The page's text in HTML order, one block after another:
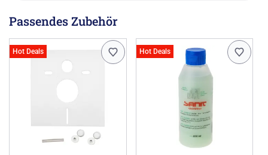
Passendes Zubehör
Hot Deals Hot Deals